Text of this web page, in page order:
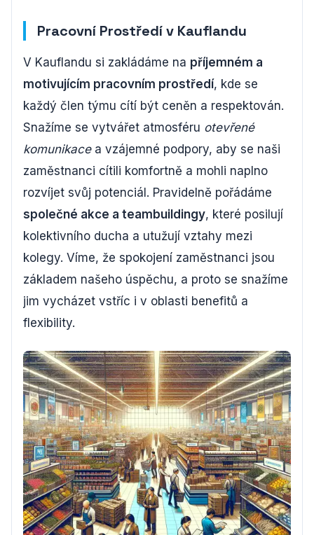
Pracovní Prostředí v Kauflandu
V Kauflandu si zakládáme na příjemném a
motivujícím pracovním prostředí, kde se
každý člen týmu cítí být ceněn a respektován.
Snažíme se vytvářet atmosféru otevřené
komunikacea vzájemné podpory, aby se naši
zaměstnanci cítili komfortně a mohli naplno
rozvíjet svůj potenciál. Pravidelně pořádáme
společné akce a teambuildingy, které posilují
kolektivního ducha a utužují vztahy mezi
kolegy. Víme, že spokojení zaměstnanci jsou
základem našeho úspěchu, a proto se snažíme
jim vycházet vstříc i v oblasti benefitů a
flexibility.